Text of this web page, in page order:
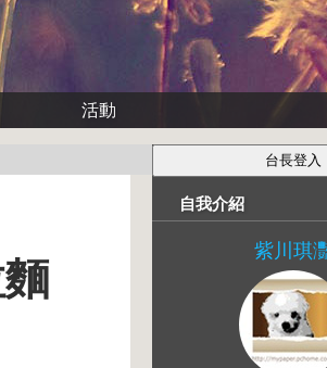
活動
自我介紹
紫川琪